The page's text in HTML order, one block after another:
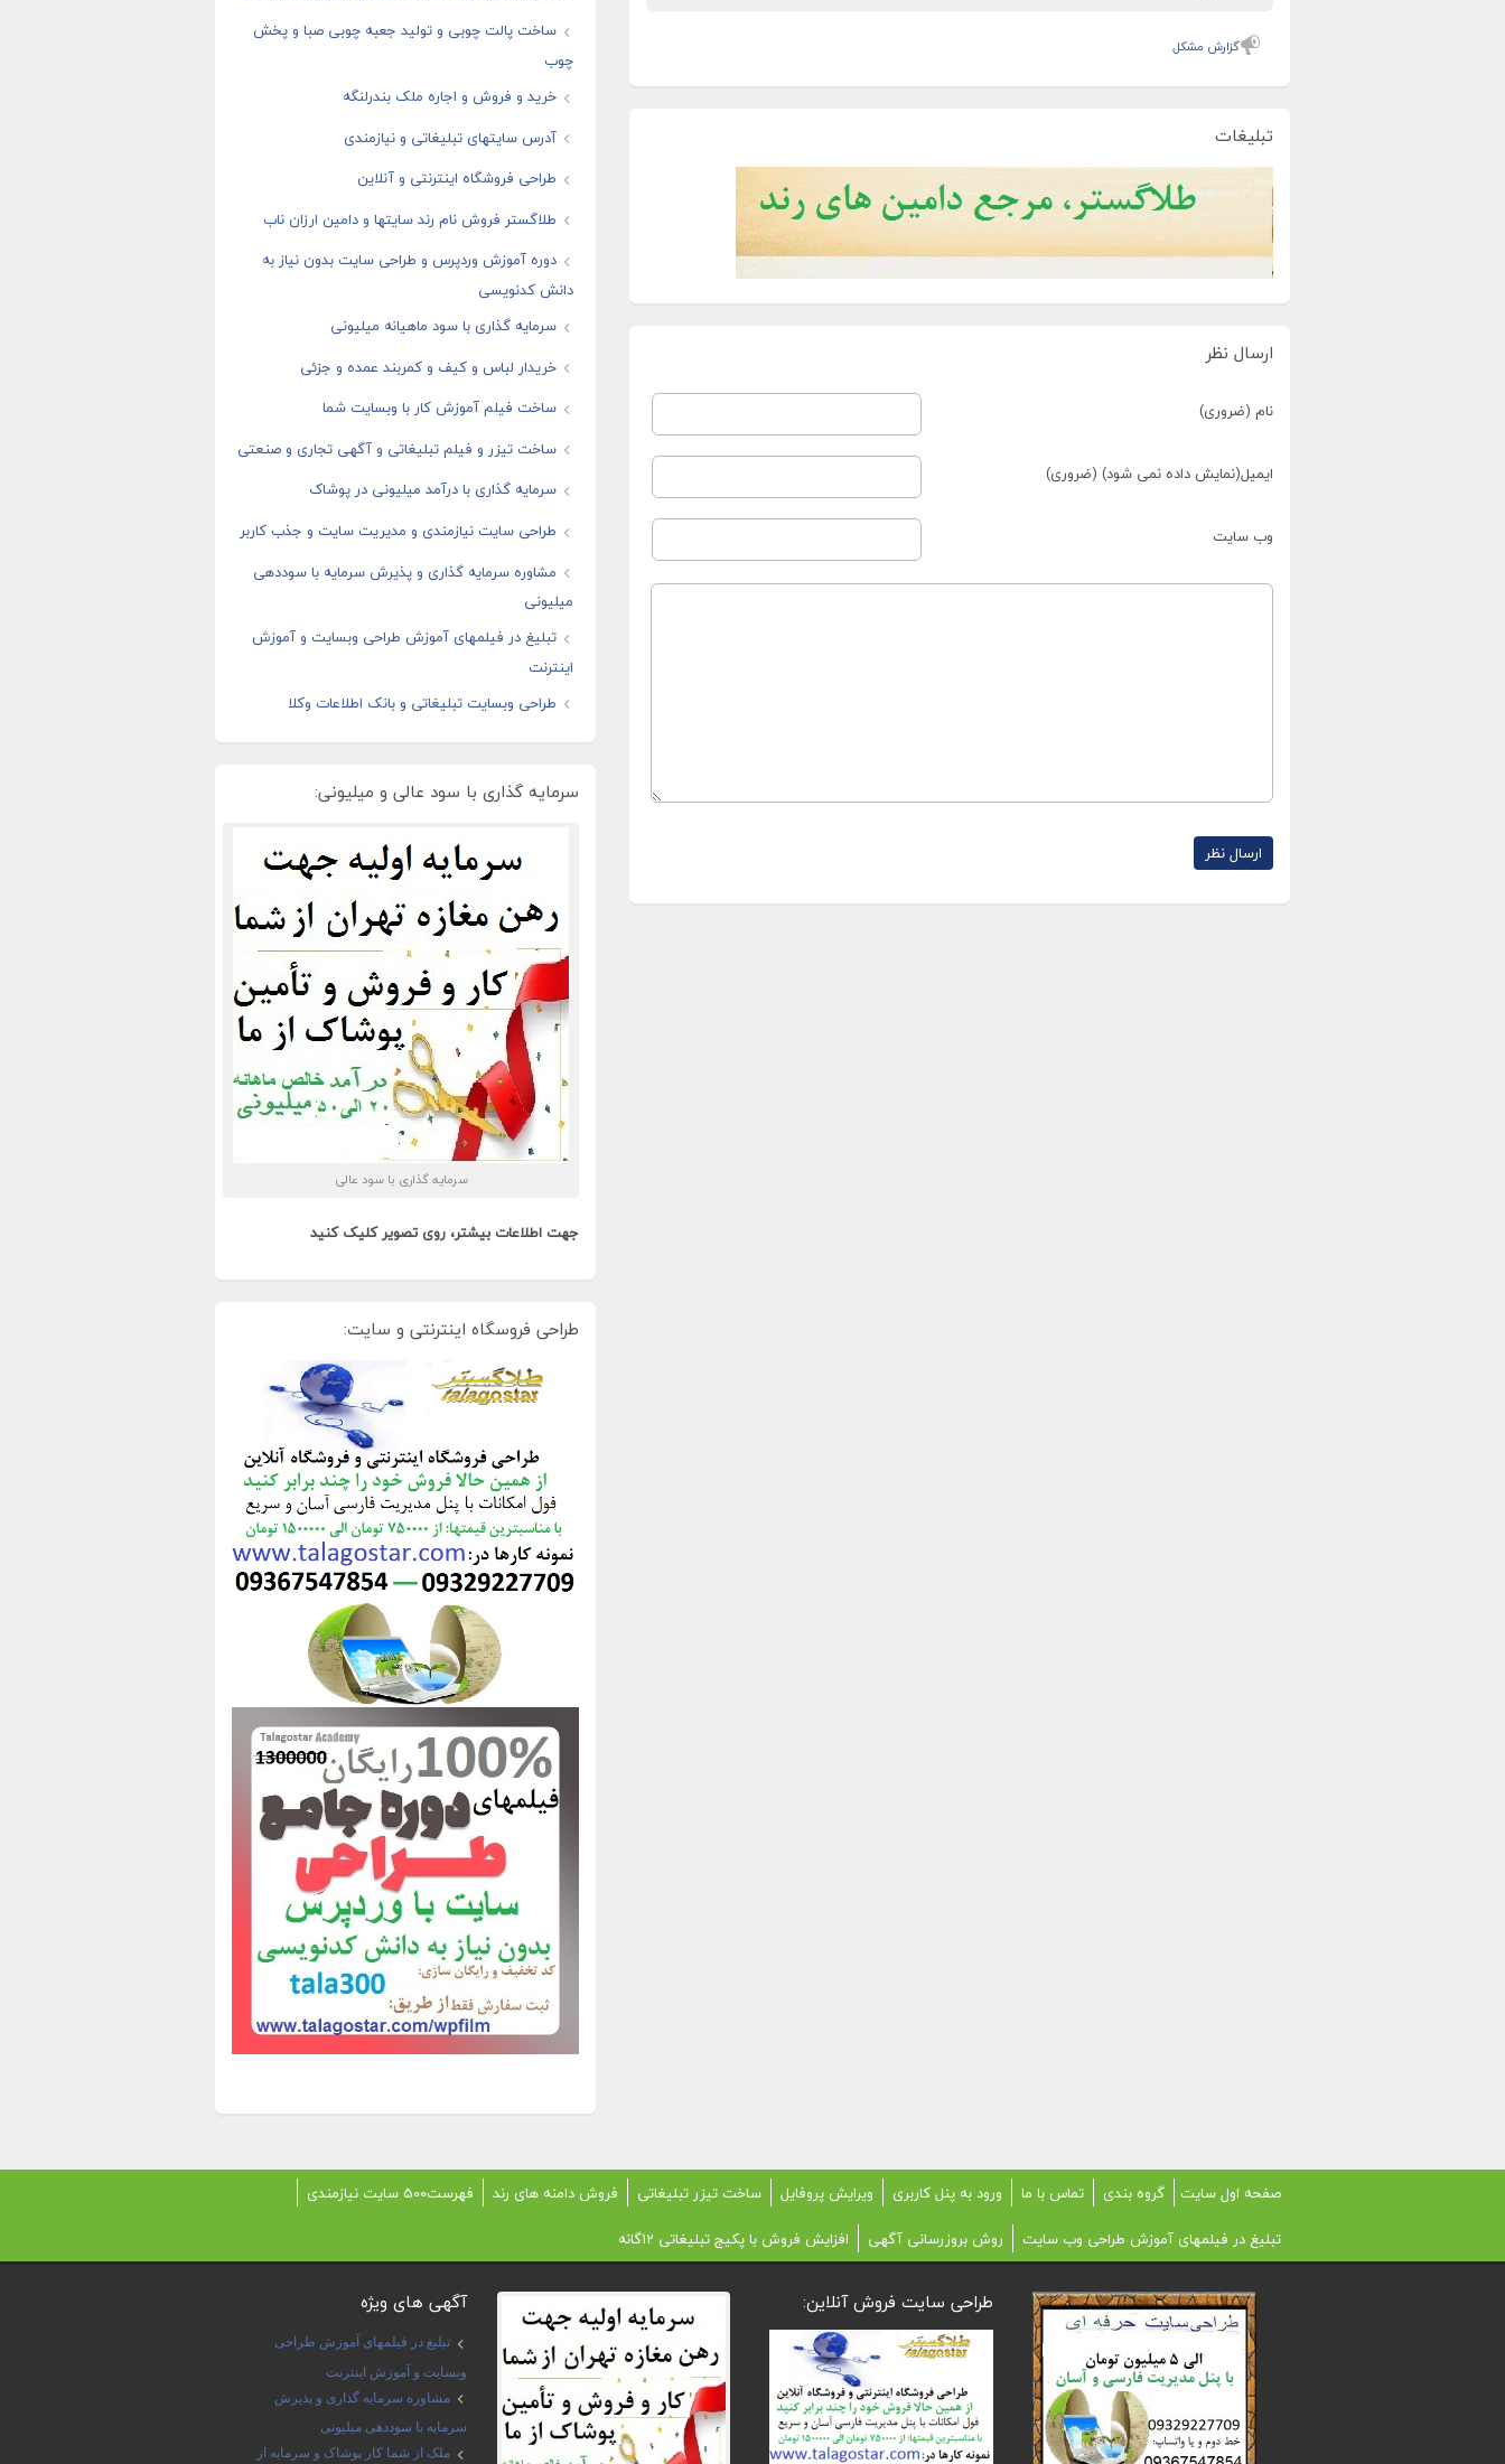
گزارش مشکل
تبلیغات
ارسال نظر
نام (ضروری)
ایمیل(نمایش داده نمی شود) (ضروری)
وب سایت
ساخت پالت چوبی و تولید جعبه چوبی صبا و پخش
چوب
خرید و فروش و اجاره ملک بندرلنگه
آدرس سایتهای تبلیغاتی و نیازمندی
طراحی فروشگاه اینترنتی و آنلاین
طلاگستر فروش نام رند سایتها و دامین ارزان ناب
دوره آموزش وردپرس و طراحی سایت بدون نیاز به
دانش کدنویسی
سرمایه گذاری با سود ماهیانه میلیونی
خریدار لباس و کیف و کمربند عمده و جزئی
ساخت فیلم آموزش کار با وبسایت شما
ساخت تیزر و فیلم تبلیغاتی و آگهی تجاری و صنعتی
سرمایه گذاری با درآمد میلیونی در پوشاک
طراحی سایت نیازمندی و مدیریت سایت و جذب کاربر
مشاوره سرمایه گذاری و پذیرش سرمایه با سوددهی
میلیونی
تبلیغ در فیلمهای آموزش طراحی وبسایت و آموزش
اینترنت
طراحی وبسایت تبلیغاتی و بانک اطلاعات وکلا
سرمایه گذاری با سود عالی و میلیونی:
سرمایه گذاری با سود عالی
جهت اطلاعات بیشتر، روی تصویر کلیک کنید
طراحی فروسگاه اینترنتی و سایت:
صفحه اول سایت گروه بندی تماس با ما ورود به پنل کاربری ویرایش پروفایل ساخت تیزر تبلیغاتی فروش دامنه های رند
فهرست500 سایت نیازمندی
تبلیغ در فیلمهای آموزش طراحی وب سایت
روش بروزرسانی آگهی افزایش فروش با پکیج تبلیغاتی 12گانه
آگهی های ویژه
تبلیغ در فیلمهای آموزش طراحی
وبسایت و آموزش اینترنت
مشاوره سرمایه گذاری و پذیرش
سرمایه با سوددهی میلیونی
ملک از شما کار پوشاک و سرمایه از
طراحی سایت فروش آنلاین: